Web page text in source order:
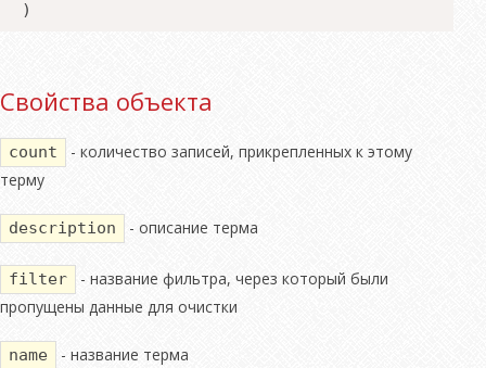
Свойства объекта
count
- количество записей, прикрепленных к этому
терму
description - описание терма
filter
- название фильтра, через который были
пропущены данные для очистки
name - название терма